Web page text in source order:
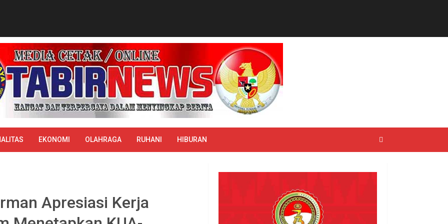
EKONOMI OLAHRAGA RUHANI HIBURAN
Apresiasi Kerja